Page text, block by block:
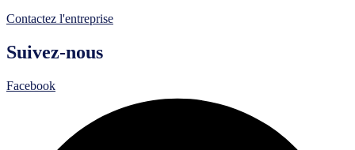
Contactez l'entreprise
Suivez-nous
Facebook